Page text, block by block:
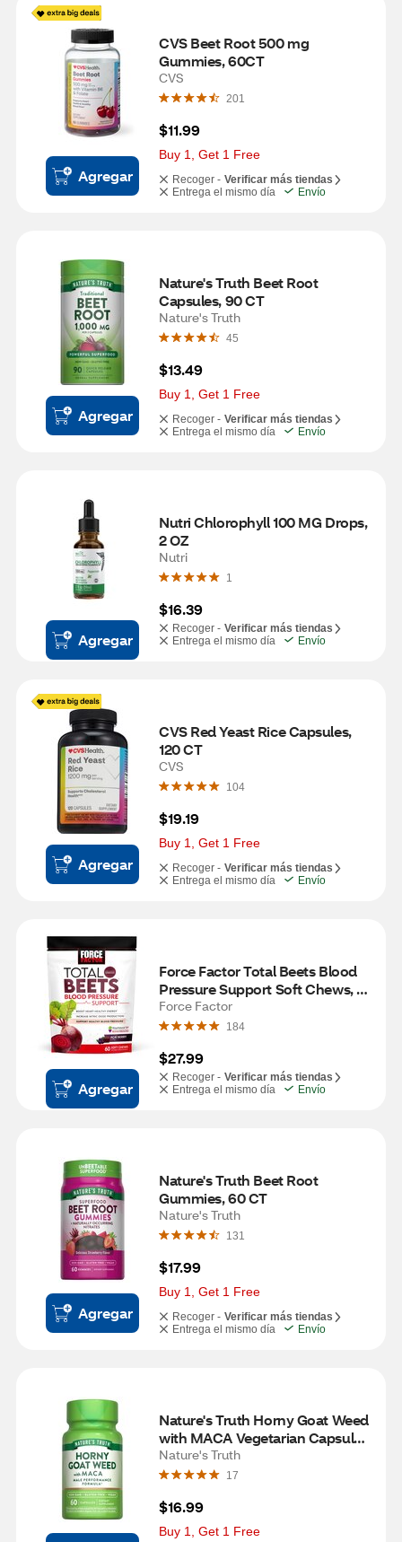
Agregar
CVS Beet Root 500 mg
Gummies, 60CT
CVS
201
$11.99
Buy 1, Get 1 Free
Recoger - Verificar más tiendas
Entrega el mismo día
Envío
Agregar
Nature's Truth Beet Root
Capsules, 90 CT
Nature's Truth
45
$13.49
Buy 1, Get 1 Free
Recoger - Verificar más tiendas
Entrega el mismo día
Envío
Agregar
Nutri Chlorophyll 100 MG Drops,
2 OZ
Nutri
1
$16.39
Recoger - Verificar más tiendas
Entrega el mismo día
Envío
Agregar
CVS Red Yeast Rice Capsules,
120 CT
CVS
104
$19.19
Buy 1, Get 1 Free
Recoger - Verificar más tiendas
Entrega el mismo día
Envío
Agregar
Force Factor Total Beets Blood
Pressure Support Soft Chews,
60 CT
Force Factor
184
$27.99
Recoger - Verificar más tiendas
Entrega el mismo día
Envío
Agregar
Nature's Truth Beet Root
Gummies, 60 CT
Nature's Truth
131
$17.99
Buy 1, Get 1 Free
Recoger - Verificar más tiendas
Entrega el mismo día
Envío
Nature's Truth Horny Goat Weed
with MACA Vegetarian Capsules,
60 CT
Nature's Truth
17
$16.99
Buy 1, Get 1 Free